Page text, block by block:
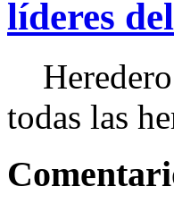
líderes
Heredero
todas las